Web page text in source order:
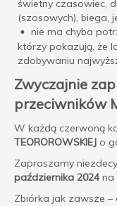
świetny czasowiec,
(szosowych), biega,
nie ma chyba
którzy pokazują, że
zdobywaniu
Zwyczajnie
przeciwników
W każdą czerwoną
TEOROROWSKIEJ o
Zapraszamy
października 2024 na
Zbiórka jak zawsze